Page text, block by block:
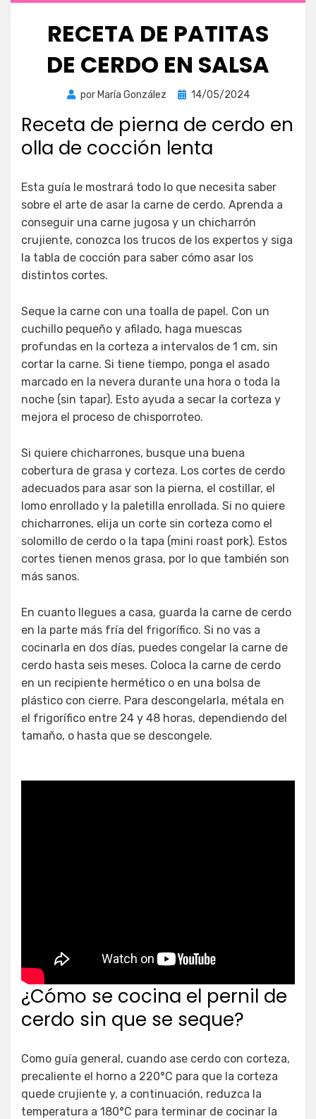
RECETA DE PATITAS
DE CERDO EN SALSA
por María González
Publicada
14/05/2024
Receta de pierna de cerdo en
olla de cocción lenta
Esta guía le mostrará todo lo que necesita saber
sobre el arte de asar la carne de cerdo. Aprenda a
conseguir una carne jugosa y un chicharrón
crujiente, conozca los trucos de los expertos y siga
la tabla de cocción para saber cómo asar los
distintos cortes.
Seque la carne con una toalla de papel. Con un
cuchillo pequeño y afilado, haga muescas
profundas en la corteza a intervalos de 1 cm, sin
cortar la carne. Si tiene tiempo, ponga el asado
marcado en la nevera durante una hora o toda la
noche (sin tapar). Esto ayuda a secar la corteza y
mejora el proceso de chisporroteo.
Si quiere chicharrones, busque una buena
cobertura de grasa y corteza. Los cortes de cerdo
adecuados para asar son la pierna, el costillar, el
lomo enrollado y la paletilla enrollada. Si no quiere
chicharrones, elija un corte sin corteza como el
solomillo de cerdo o la tapa (mini roast pork). Estos
cortes tienen menos grasa, por lo que también son
más sanos.
En cuanto llegues a casa, guarda la carne de cerdo
en la parte más fría del frigorífico. Si no vas a
cocinarla en dos días, puedes congelar la carne de
cerdo hasta seis meses. Coloca la carne de cerdo
en un recipiente hermético o en una bolsa de
plástico con cierre. Para descongelarla, métala en
el frigorífico entre 24 y 48 horas, dependiendo del
tamaño, o hasta que se descongele.
¿Cómo se cocina el pernil de
cerdo sin que se seque?
Como guía general, cuando ase cerdo con corteza,
precaliente el horno a 220°C para que la corteza
quede crujiente y, a continuación, reduzca la
temperatura a 180°C para terminar de cocinar la